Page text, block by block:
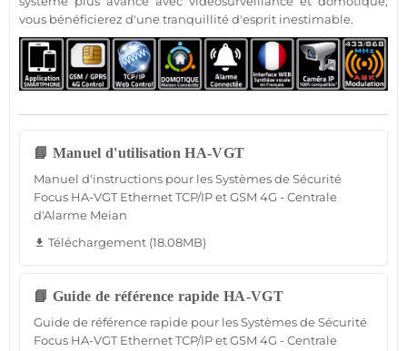
vous bénéficierez d'une tranquillité d'esprit inestimable.
📘 Manuel d'utilisation HA-VGT
Manuel d'instructions pour les Systèmes de Sécurité
Focus HA-VGT Ethernet TCP/IP et GSM 4G - Centrale
d'Alarme Meian
file_download Téléchargement (18.08MB)
📘 Guide de référence rapide HA-VGT
Guide de référence rapide pour les Systèmes de Sécurité
Focus HA-VGT Ethernet TCP/IP et GSM 4G - Centrale